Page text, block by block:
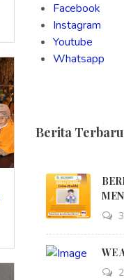
Facebook
Instagram
Youtube
Whatsapp
Berita Terbaru
WE